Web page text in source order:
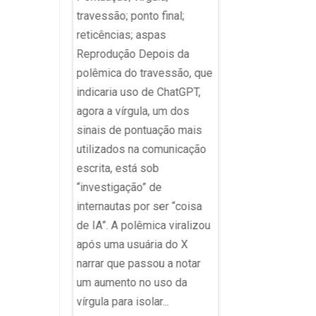
travessão; ponto final;
reticências; aspas
Reprodução Depois da
polêmica do travessão, que
indicaria uso de ChatGPT,
agora a vírgula, um dos
sinais de pontuação mais
utilizados na comunicação
escrita, está sob
“investigação” de
internautas por ser “coisa
de IA”. A polêmica viralizou
após uma usuária do X
narrar que passou a notar
um aumento no uso da
vírgula para isolar...